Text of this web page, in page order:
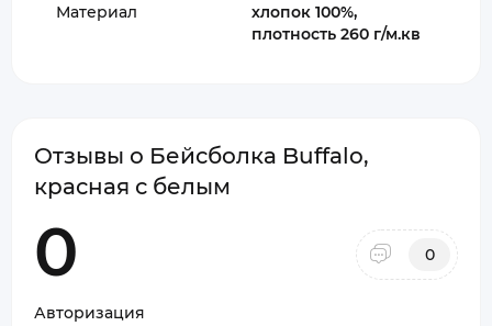
Материал
хлопок 100%,
плотность 260 г/м.кв
Отзывы о Бейсболка Buffalo,
красная с белым
0 0
Авторизация